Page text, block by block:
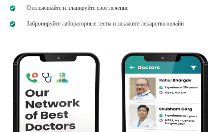
Отслеживайте и планируйте свое лечение
Забронируйте лабораторные тесты и закажите лекарства онлайн